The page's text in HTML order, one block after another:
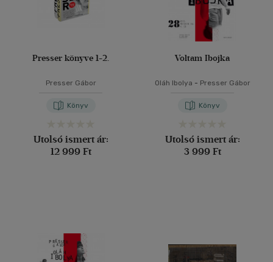
Presser könyve 1-2.
Presser Gábor
Könyv
Utolsó ismert ár:
12 999 Ft
Voltam Ibojka
Oláh Ibolya - Presser Gábor
Könyv
Utolsó ismert ár:
3 999 Ft